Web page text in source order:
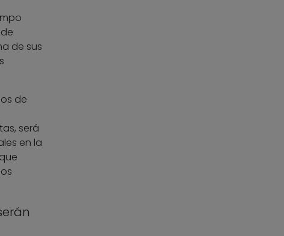
de sus
de
será
en la